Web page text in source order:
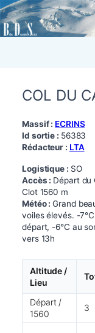
COL DU
Massif : ECRINS
Id sortie : 56383
Rédacteur : LTA
Logistique : SO
Accès : Départ du
Clot 1560 m
Météo :Grand
voiles élevés. -
départ, -6°C au
vers 13h
Altitude /
Lieu
Départ /
1560
3